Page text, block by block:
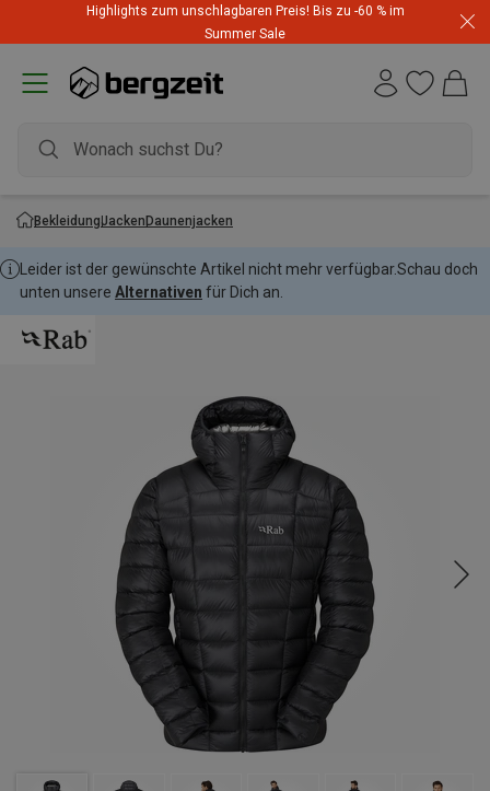
Highlights zum unschlagbaren Preis! Bis zu -60 % im
Summer Sale
BekleidungJackenDaunenjacken
Leider ist der gewünschte Artikel nicht mehr verfügbar.Schau doch
unten unsere Alternativen für Dich an.